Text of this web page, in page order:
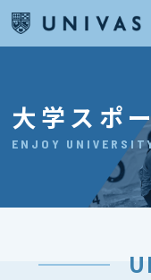
大学スポ
ENJOY